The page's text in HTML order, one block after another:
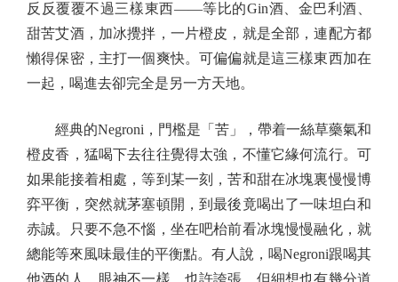
反反覆覆不過三樣東西——等比的Gin酒、金巴利酒、
甜苦艾酒，加冰攪拌，一片橙皮，就是全部，連配方都
懶得保密，主打一個爽快。可偏偏就是這三樣東西加在
一起，喝進去卻完全是另一方天地。
經典的Negroni，門檻是「苦」，帶着一絲草藥氣和
橙皮香，猛喝下去往往覺得太強，不懂它緣何流行。可
如果能接着相處，等到某一刻，苦和甜在冰塊裏慢慢博
弈平衡，突然就茅塞頓開，到最後竟喝出了一味坦白和
赤誠。只要不急不惱，坐在吧枱前看冰塊慢慢融化，就
總能等來風味最佳的平衡點。有人說，喝Negroni跟喝其